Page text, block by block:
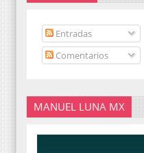
Entradas
Comentarios
MANUEL LUNA MX